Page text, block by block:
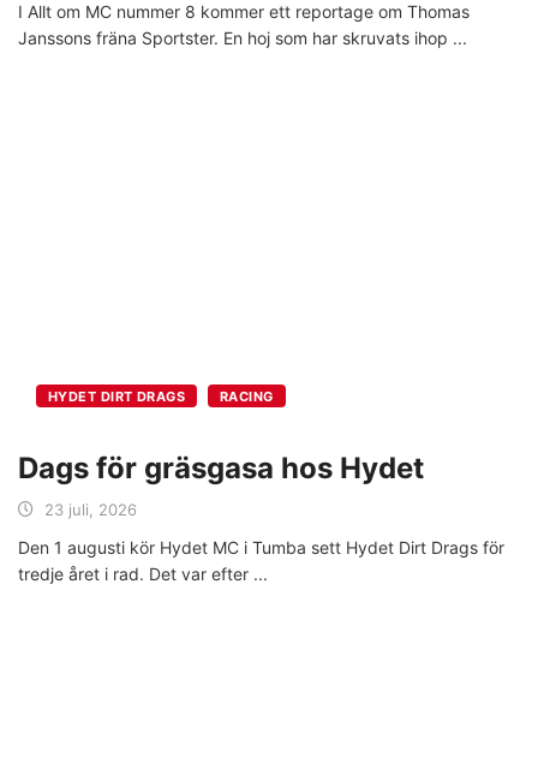
I Allt om MC nummer 8 kommer ett reportage om Thomas
Janssons fräna Sportster. En hoj som har skruvats ihop
HYDET DIRT DRAGS RACING
Dags för gräsgasa hos Hydet
23 juli, 2026
Den 1 augusti kör Hydet MC i Tumba sett Hydet Dirt Drags för
tredje året i rad. Det var efter